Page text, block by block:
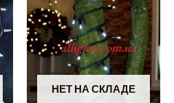
НЕТ НА СКЛАДЕ